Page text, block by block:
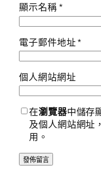
顯示名稱*
電子郵件地址*
個人網站網址
在瀏覽器中儲存
及個人網站網址
用。